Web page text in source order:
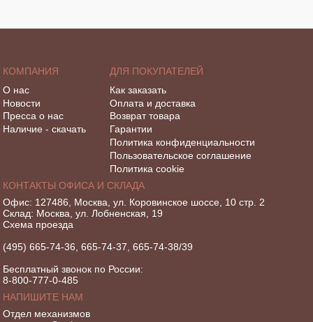
КОМПАНИЯ
О нас
Новости
Пресса о нас
Наличие - скачать
ДЛЯ ПОКУПАТЕЛЕЙ
Как заказать
Оплата и доставка
Возврат товара
Гарантии
Политика конфиденциальности
Пользовательское соглашение
Политика cookie
КОНТАКТЫ ОФИСА И СКЛАДА
Офис: 127486, Москва, ул. Коровинское шоссе, 10 стр. 2
Склад: Москва, ул. Лобненская, 19
Схема проезда
(495) 665-74-36, 665-74-37, 665-74-38/39
Бесплатный звонок по России:
8-800-777-0-485
НАПИШИТЕ НАМ
Отдел механизмов